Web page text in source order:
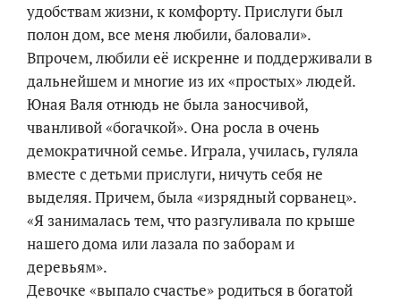
удобствам жизни, к комфорту. Прислуги был
полон дом, все меня любили, баловали».
Впрочем, любили её искренне и поддерживали в
дальнейшем и многие из их «простых» людей.
Юная Валя отнюдь не была заносчивой,
чванливой «богачкой». Она росла в очень
демократичной семье. Играла, училась, гуляла
вместе с детьми прислуги, ничуть себя не
выделяя. Причем, была «изрядный сорванец».
«Я занималась тем, что разгуливала по крыше
нашего дома или лазала по заборам и
деревьям».
Девочке «выпало счастье» родиться в богатой